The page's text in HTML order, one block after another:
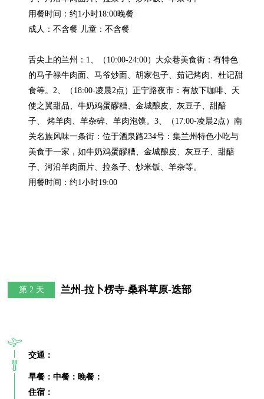
用餐时间：约1小时18:00晚餐
成人：不含餐 儿童：不含餐
舌尖上的兰州：1、（10:00-24:00）大众巷美食街：有特色
的马子禄牛肉面、马爷炒面、胡家包子、茹记烤肉、杜记甜
食等。2、（18:00-凌晨2点）正宁路夜市：有放下咖啡、天
使之翼甜品、牛奶鸡蛋醪糟、金城酿皮、灰豆子、甜醅
子、 烤羊肉、羊杂碎、羊肉泡馍。3、（17:00-凌晨2点）南
关名族风味一条街：位于酒泉路234号：集兰州特色小吃与
美食于一家，如牛奶鸡蛋醪糟、金城酿皮、灰豆子、甜醅
子、河沿羊肉面片、拉条子、炒米饭、羊杂等。
用餐时间：约1小时19:00
第 2 天 兰州-拉卜楞寺-桑科草原-迭部
交通：
早餐：中餐：晚餐：
住宿：